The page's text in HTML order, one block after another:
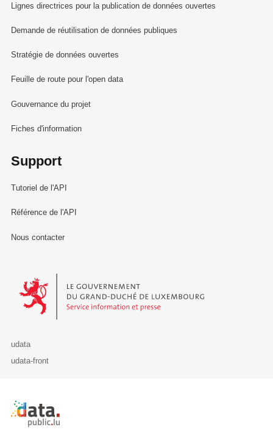
Lignes directrices pour la publication de données ouvertes
Demande de réutilisation de données publiques
Stratégie de données ouvertes
Feuille de route pour l'open data
Gouvernance du projet
Fiches d'information
Support
Tutoriel de l'API
Référence de l'API
Nous contacter
Le Gouvernement du Grand-Duché de Luxembourg - Service
udata
udata-front
Retour à l'accueil de data.public.lu